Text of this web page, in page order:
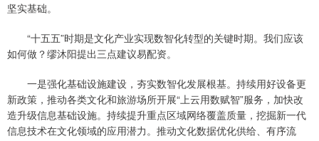
坚实基础。
“十五五”时期是文化产业实现数智化转型的关键时期。我们应该
如何做？缪沐阳提出三点建议易配资。
一是强化基础设施建设，夯实数智化发展根基。持续用好设备更
新政策，推动各类文化和旅游场所开展“上云用数赋智”服务，加快改
造升级信息基础设施。持续提升重点区域网络覆盖质量，挖掘新一代
信息技术在文化领域的应用潜力。推动文化数据优化供给、有序流